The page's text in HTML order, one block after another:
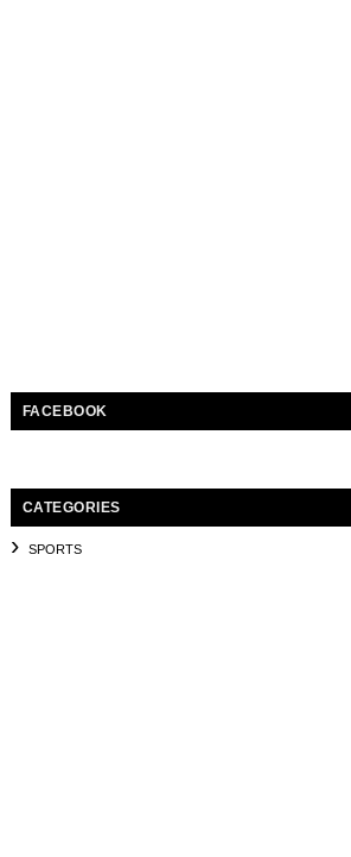
FACEBOOK
CATEGORIES
SPORTS